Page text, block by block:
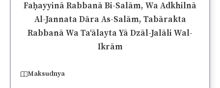
Faḥayyinā Rabbanā Bi-Salām, Wa Adkhilnā
Al-Jannata Dāra As-Salām, Tabārakta
Rabbanā Wa Ta‘ālayta Yā Dzāl-Jalāli Wal-
Ikrām
Maksudnya